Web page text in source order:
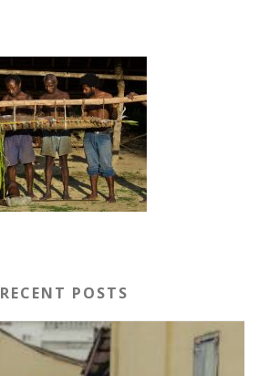
RECENT POSTS